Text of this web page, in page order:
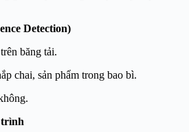
Detection)
băng tải.
chai, sản phẩm trong bao bì.
trình